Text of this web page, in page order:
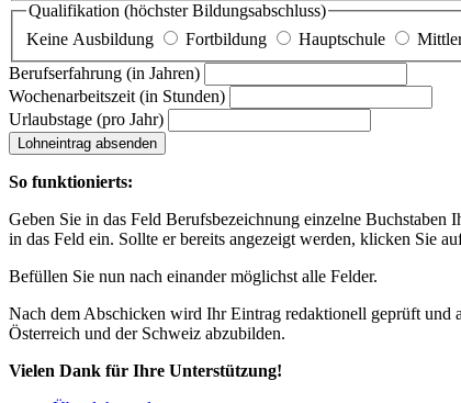
Qualifikation (höchster Bildungsabschluss)
Keine Ausbildung
Fortbildung Hauptschule
Berufserfahrung (in Jahren)
Wochenarbeitszeit (in Stunden)
Urlaubstage (pro Jahr)
Lohneintrag absenden
So funktionierts:
Geben Sie in das Feld Berufsbezeichnung einzelne
in das Feld ein. Sollte er bereits angezeigt werden, klicken Sie
Befüllen Sie nun nach einander möglichst alle Felder.
Nach dem Abschicken wird Ihr Eintrag redaktionell geprüft und
Österreich und der Schweiz abzubilden.
Vielen Dank für Ihre Unterstützung!